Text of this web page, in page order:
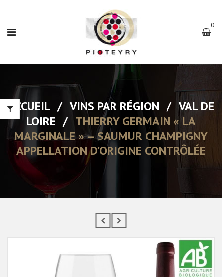
0
ACCUEIL / VINS PAR RÉGION / VAL DE
LOIRE / THIERRY GERMAIN « LA
MARGINALE » – SAUMUR CHAMPIGNY
APPELLATION D’ORIGINE CONTRÔLÉE